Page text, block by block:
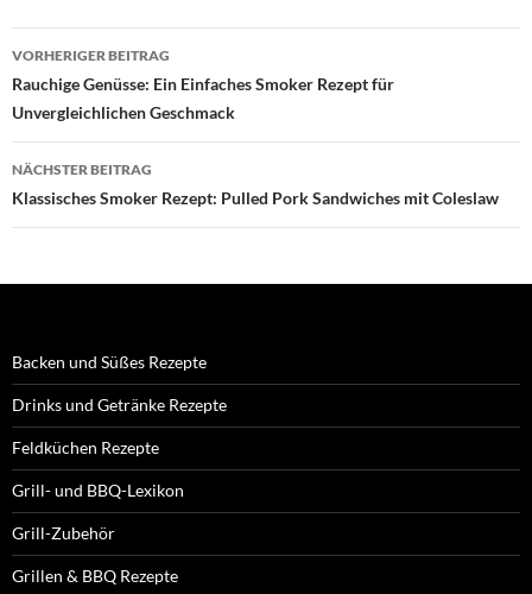
Beitragsnavigation
VORHERIGER BEITRAG
Rauchige Genüsse: Ein Einfaches Smoker Rezept für
Unvergleichlichen Geschmack
NÄCHSTER BEITRAG
Klassisches Smoker Rezept: Pulled Pork Sandwiches mit Coleslaw
Backen und Süßes Rezepte
Drinks und Getränke Rezepte
Feldküchen Rezepte
Grill- und BBQ-Lexikon
Grill-Zubehör
Grillen & BBQ Rezepte